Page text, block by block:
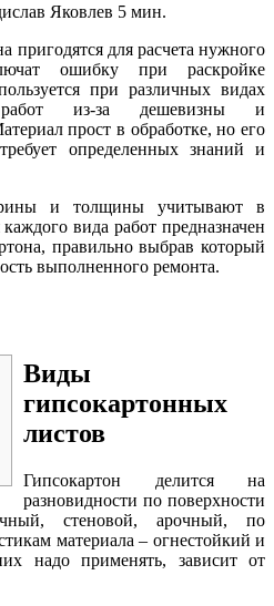
Яковлев 5 мин.
пригодятся для расчета нужного
ошибку при раскройке
при различных видах
работ из-за дешевизны и
прост в обработке, но его
определенных знаний и
и толщины учитывают в
вида работ предназначен
правильно выбрав который
выполненного ремонта.
Виды
гипсокартонных
листов
Гипсокартон делится на
разновидности по поверхности
стеновой, арочный, по
материала – огнестойкий и
надо применять, зависит от